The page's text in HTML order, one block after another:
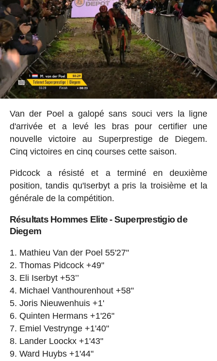
Van der Poel a galopé sans souci vers la ligne
d'arrivée et a levé les bras pour certifier une
nouvelle victoire au Superprestige de Diegem.
Cinq victoires en cinq courses cette saison.
Pidcock a résisté et a terminé en deuxième
position, tandis qu'Iserbyt a pris la troisième et la
générale de la compétition.
Résultats Hommes Elite - Superprestigio de
Diegem
Mathieu Van der Poel 55'27"
Thomas Pidcock +49"
Eli Iserbyt +53’’
Michael Vanthourenhout +58"
Joris Nieuwenhuis +1'
Quinten Hermans +1'26"
Emiel Vestrynge +1'40"
Lander Loockx +1'43"
Ward Huybs +1'44"